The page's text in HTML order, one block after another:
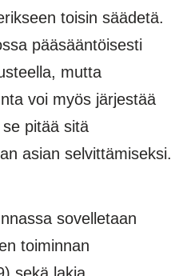
toisin säädetä.
pääsääntöisesti
mutta
voi myös järjestää
pitää sitä
asian selvittämiseksi.
sovelletaan
toiminnan